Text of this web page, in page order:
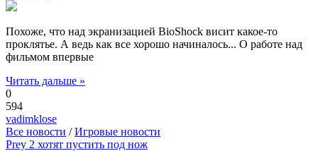
Похоже, что над экранизацией BioShock висит какое-то
проклятье. А ведь как все хорошо начиналось... О работе над
фильмом впервые
Читать дальше »
0
594
vadimklose
Все новости /Игровые новости
Prey 2 хотят пустить под нож